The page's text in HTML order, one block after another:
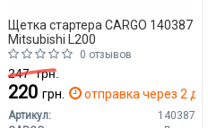
Щетка стартера CARGO 140387
Mitsubishi L200
0 отзывов
247грн.
220 грн. отправка через 2 дн.
Артикул:
140387